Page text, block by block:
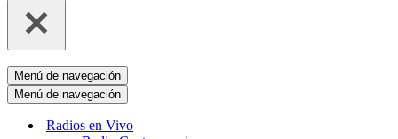
Menú de navegación
Menú de navegación
Radios en Vivo